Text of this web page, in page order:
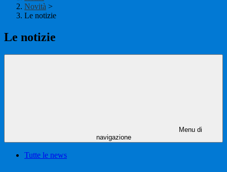
Novità >
Le notizie
Le notizie
Menu di
navigazione
Tutte le news